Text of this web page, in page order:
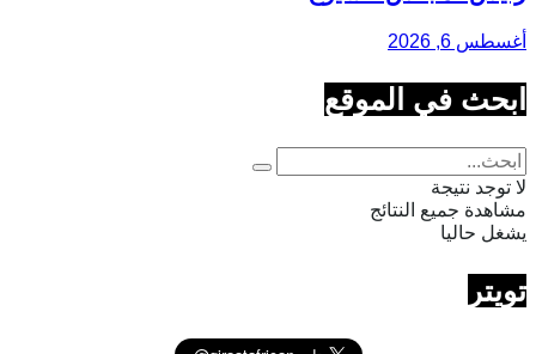
أغسطس 6, 2026
ابحث في الموقع
لا توجد نتيجة
مشاهدة جميع النتائج
يشغل حاليا
تويتر